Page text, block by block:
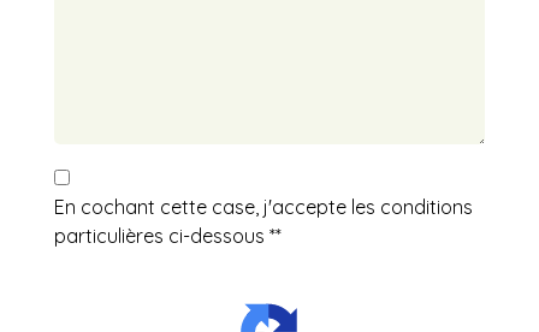
En cochant cette case, j'accepte les conditions
particulières ci-dessous **